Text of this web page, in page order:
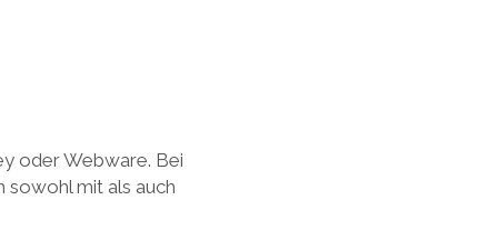
oder Webware. Bei
sowohl mit als auch